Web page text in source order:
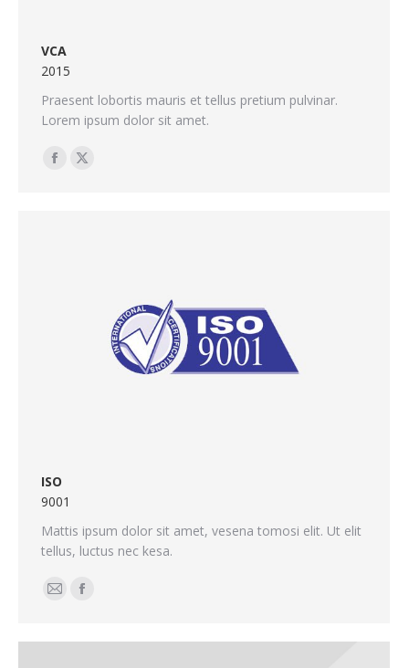
VCA
2015
Praesent lobortis mauris et tellus pretium pulvinar.
Lorem ipsum dolor sit amet.
ISO
9001
Mattis ipsum dolor sit amet, vesena tomosi elit. Ut elit
tellus, luctus nec kesa.